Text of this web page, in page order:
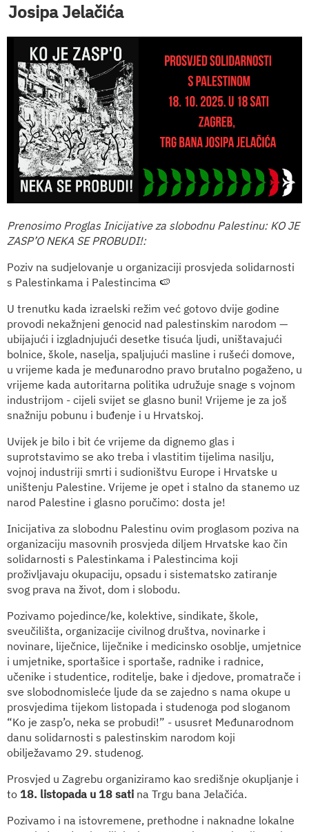
Josipa Jelačića
Prenosimo Proglas Inicijative za slobodnu Palestinu: KO JE
ZASP’O NEKA SE PROBUDI!:
Poziv na sudjelovanje u organizaciji prosvjeda solidarnosti
s Palestinkama i Palestincima 🍉
U trenutku kada izraelski režim već gotovo dvije godine
provodi nekažnjeni genocid nad palestinskim narodom —
ubijajući i izgladnjujući desetke tisuća ljudi, uništavajući
bolnice, škole, naselja, spaljujući masline i rušeći domove,
u vrijeme kada je međunarodno pravo brutalno pogaženo, u
vrijeme kada autoritarna politika udružuje snage s vojnom
industrijom - cijeli svijet se glasno buni! Vrijeme je za još
snažniju pobunu i buđenje i u Hrvatskoj.
Uvijek je bilo i bit će vrijeme da dignemo glas i
suprotstavimo se ako treba i vlastitim tijelima nasilju,
vojnoj industriji smrti i sudioništvu Europe i Hrvatske u
uništenju Palestine. Vrijeme je opet i stalno da stanemo uz
narod Palestine i glasno poručimo: dosta je!
Inicijativa za slobodnu Palestinu ovim proglasom poziva na
organizaciju masovnih prosvjeda diljem Hrvatske kao čin
solidarnosti s Palestinkama i Palestincima koji
proživljavaju okupaciju, opsadu i sistematsko zatiranje
svog prava na život, dom i slobodu.
Pozivamo pojedince/ke, kolektive, sindikate, škole,
sveučilišta, organizacije civilnog društva, novinarke i
novinare, liječnice, liječnike i medicinsko osoblje, umjetnice
i umjetnike, sportašice i sportaše, radnike i radnice,
učenike i studentice, roditelje, bake i djedove, promatrače i
sve slobodnomisleće ljude da se zajedno s nama okupe u
prosvjedima tijekom listopada i studenoga pod sloganom
“Ko je zasp’o, neka se probudi!” - ususret Međunarodnom
danu solidarnosti s palestinskim narodom koji
obilježavamo 29. studenog.
Prosvjed u Zagrebu organiziramo kao središnje okupljanje i
to 18. listopada u 18 sati na Trgu bana Jelačića.
Pozivamo i na istovremene, prethodne i naknadne lokalne